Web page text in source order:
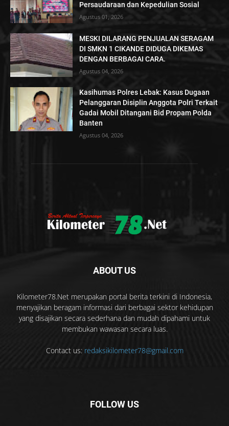
Persaudaraan dan Kepedulian Sosial
Agustus 01, 2026
MESKI DILARANG PENJUALAN SERAGAM
DI SMKN 1 CIKANDE DIDUGA DIKEMAS
DENGAN BERBAGAI CARA.
Agustus 04, 2026
Kasihumas Polres Lebak: Kasus Dugaan
Pelanggaran Disiplin Anggota Polri Terkait
Gadai Mobil Ditangani Bid Propam Polda
Banten
Agustus 04, 2026
ABOUT US
Kilometer78.Net merupakan portal berita terkini di Indonesia,
menyajikan beragam informasi dari berbagai sektor kehidupan
yang disajikan secara sederhana dan mudah dipahami untuk
membukan wawasan secara luas.
Contact us: redaksikilometer78@gmail.com
FOLLOW US